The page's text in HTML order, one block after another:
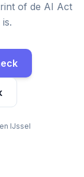
of de AI Act
IJssel